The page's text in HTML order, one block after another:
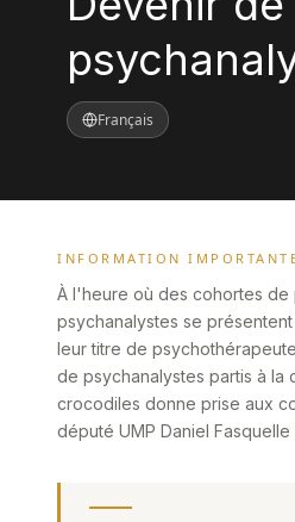
Français
INFORMATION
À l'heure où des cohortes de
psychanalystes se
leur titre de
de psychanalystes partis à la
crocodiles donne prise aux
député UMP Daniel